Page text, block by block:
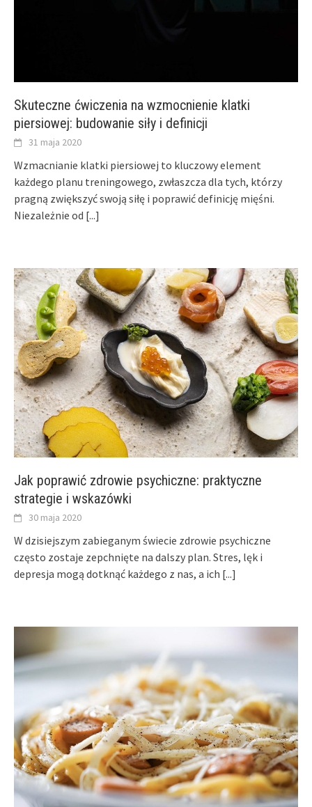
Skuteczne ćwiczenia na wzmocnienie klatki
piersiowej: budowanie siły i definicji
31 maja 2020
Wzmacnianie klatki piersiowej to kluczowy element
każdego planu treningowego, zwłaszcza dla tych, którzy
pragną zwiększyć swoją siłę i poprawić definicję mięśni.
Niezależnie od [...]
Jak poprawić zdrowie psychiczne: praktyczne
strategie i wskazówki
30 maja 2020
W dzisiejszym zabieganym świecie zdrowie psychiczne
często zostaje zepchnięte na dalszy plan. Stres, lęk i
depresja mogą dotknąć każdego z nas, a ich [...]